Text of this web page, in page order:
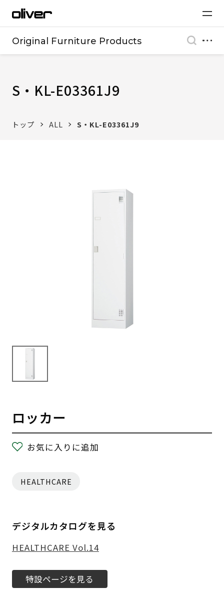
Original Furniture Products
S・KL-E03361J9
トップ ALL S・KL-E03361J9
ロッカー
お気に入りに追加
HEALTHCARE
デジタルカタログを見る
HEALTHCARE Vol.14
特設ページを見る